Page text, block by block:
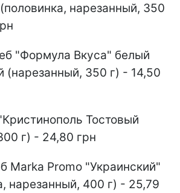
нарезанный, 350
"Формула Вкуса" белый
(нарезанный, 350 г) - 14,50
Тостовый
г) - 24,80 грн
Marka Promo "Украинский"
нарезанный, 400 г) - 25,79